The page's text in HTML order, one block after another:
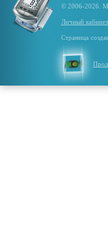
© 2006-2026.
Личный кабинет
Страница